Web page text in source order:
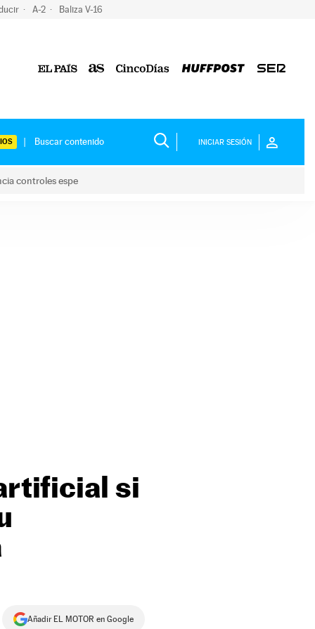
A-2 Baliza V-16
INICIAR SESIÓN
controles espe
si
Añadir EL MOTOR en Google